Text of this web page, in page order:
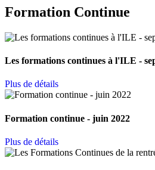
Formation Continue
Les formations continues à l'ILE -
Plus de détails
Formation continue - juin 2022
Plus de détails